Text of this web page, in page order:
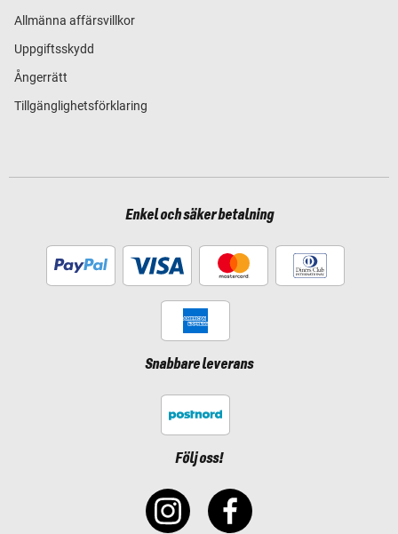
Allmänna affärsvillkor
Uppgiftsskydd
Ångerrätt
Tillgänglighetsförklaring
Enkel och säker betalning
Snabbare leverans
Följ oss!